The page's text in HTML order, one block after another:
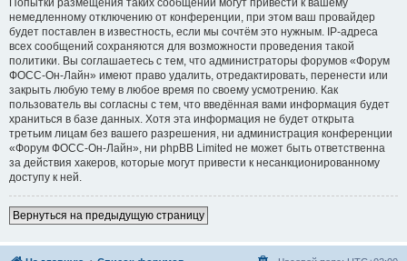
Попытки размещения таких сообщений могут привести к вашему
немедленному отключению от конференции, при этом ваш провайдер
будет поставлен в известность, если мы сочтём это нужным. IP-адреса
всех сообщений сохраняются для возможности проведения такой
политики. Вы соглашаетесь с тем, что администраторы форумов «Форум
ФОСС-Он-Лайн» имеют право удалить, отредактировать, перенести или
закрыть любую тему в любое время по своему усмотрению. Как
пользователь вы согласны с тем, что введённая вами информация будет
храниться в базе данных. Хотя эта информация не будет открыта
третьим лицам без вашего разрешения, ни администрация конференции
«Форум ФОСС-Он-Лайн», ни phpBB Limited не может быть ответственна
за действия хакеров, которые могут привести к несанкционированному
доступу к ней.
Вернуться на предыдущую страницу